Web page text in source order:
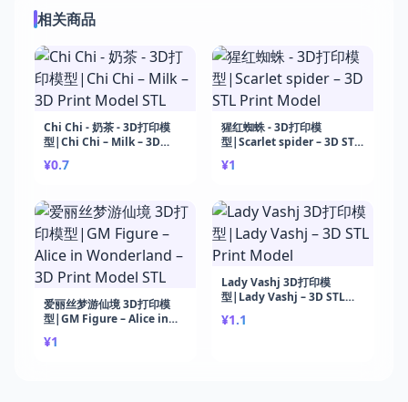
相关商品
Chi Chi - 奶茶 - 3D打印模
型|Chi Chi – Milk – 3D
¥0.7
猩红蜘蛛 - 3D打印模
型|Scarlet spider – 3D STL
¥1
爱丽丝梦游仙境 3D打印模
型|GM Figure – Alice in
Model STL
¥1
Lady Vashj 3D打印模
型|Lady Vashj – 3D STL
¥1.1